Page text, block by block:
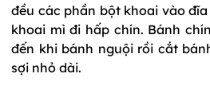
đều các phần bột khoai vào
khoai mì đi hấp chín. Bánh
đến khi bánh nguội rồi cắt
sợi nhỏ dài.